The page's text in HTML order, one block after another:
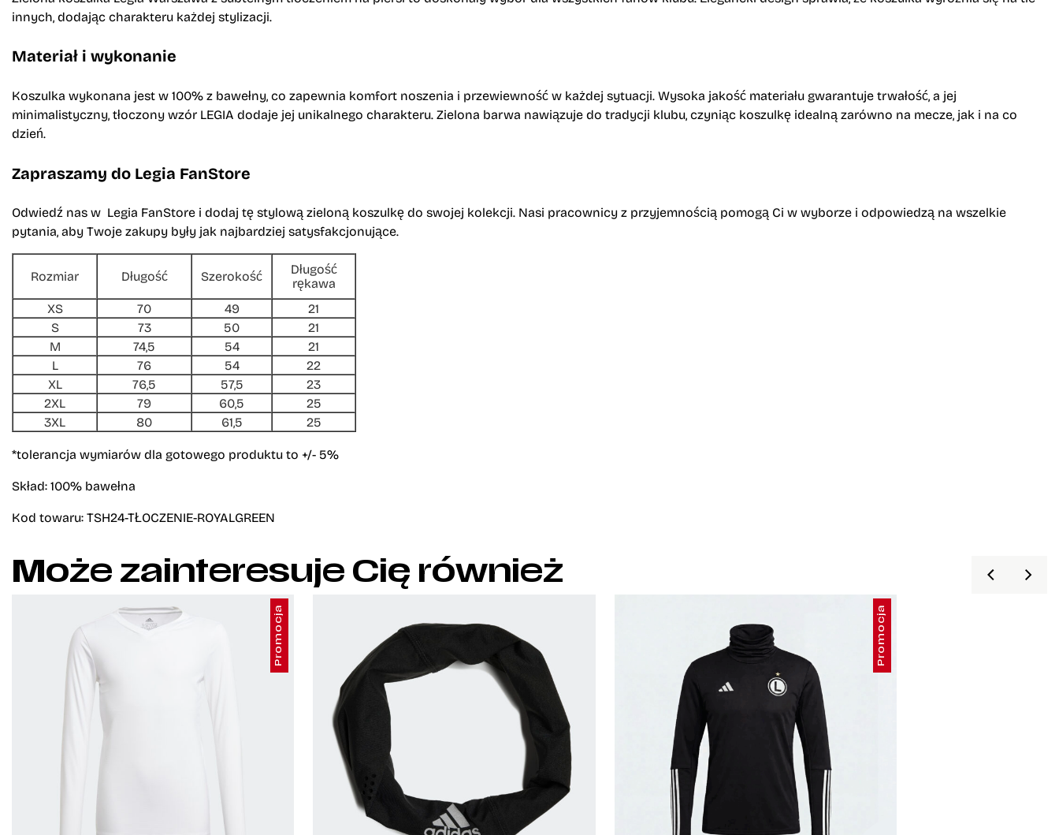
innych, dodając charakteru każdej stylizacji.
Materiał i wykonanie
Koszulka wykonana jest w 100% z bawełny, co zapewnia komfort noszenia i przewiewność w każdej sytuacji. Wysoka jakość materiału gwarantuje trwałość, a jej
minimalistyczny, tłoczony wzór LEGIA dodaje jej unikalnego charakteru. Zielona barwa nawiązuje do tradycji klubu, czyniąc koszulkę idealną zarówno na mecze, jak i na co
dzień.
Zapraszamy do Legia FanStore
Odwiedź nas w Legia FanStore i dodaj tę stylową zieloną koszulkę do swojej kolekcji. Nasi pracownicy z przyjemnością pomogą Ci w wyborze i odpowiedzą na wszelkie
pytania, aby Twoje zakupy były jak najbardziej satysfakcjonujące.
Rozmiar Długość Szerokość Długość
rękawa
XS
70 49
21
S
73 50
21
M
74,5 54
21
L
76 54
22
XL
76,5 57,5
23
2XL
79 60,5
25
3XL
80 61,5
25
*tolerancja wymiarów dla gotowego produktu to +/- 5%
Skład: 100% bawełna
Kod towaru: TSH24-TŁOCZENIE-ROYALGREEN
Może zainteresuje Cię również
Promocja Promocja